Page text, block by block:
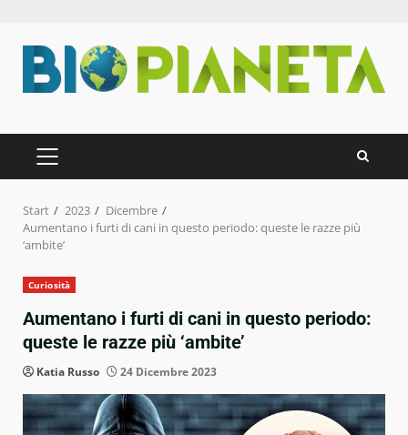
Inhalt
springen
PRIMÄRES
MENÜ
Start 2023
Dicembre
Aumentano i furti di cani in questo periodo: queste le razze più
‘ambite’
Curiosità
Aumentano i furti di cani in questo periodo:
queste le razze più ‘ambite’
Katia Russo 24 Dicembre 2023